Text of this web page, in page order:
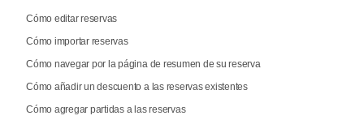
Cómo editar reservas
Cómo importar reservas
Cómo navegar por la página de resumen de su reserva
Cómo añadir un descuento a las reservas existentes
Cómo agregar partidas a las reservas